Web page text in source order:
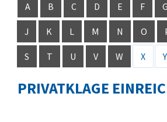
A
B C D E F G
J K L M N O
S T U V W X Y
PRIVATKLAGE